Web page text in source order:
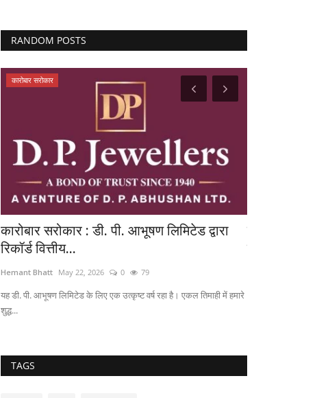
RANDOM POSTS
कारोबार सरोकार
कारोबार सरोकार : डी. पी. आभूषण लिमिटेड द्वारा
रिकॉर्ड वित्तीय...
Hemant Bhatt May 22, 2026 0 79
यह डी. पी. आभूषण लिमिटेड के लिए एक उत्कृष्ट वर्ष रहा है। एकल तिमाही में हमारे
शुद्ध...
TAGS